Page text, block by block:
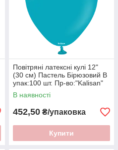
Повітряні латексні кулі 12"
(30 см) Пастель Бірюзовий В
упак:100 шт. Пр-во:"Kalisan"
Туреччина
В наявності
452,50 ₴/упаковка
Купити